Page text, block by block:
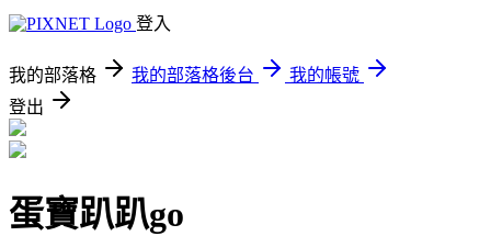
登入
我的部落格 我的部落格後台
我的帳號
登出
蛋寶趴趴go